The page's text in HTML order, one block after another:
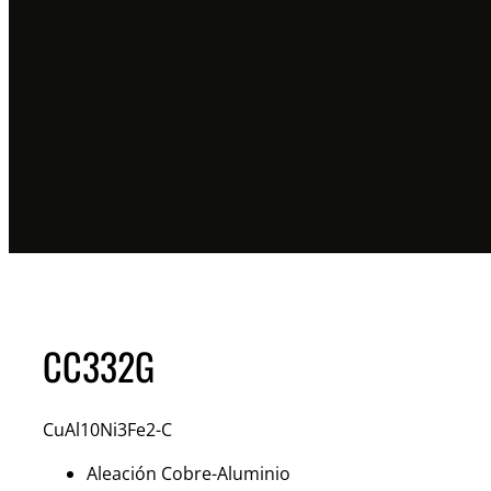
CC332G
CuAl10Ni3Fe2-C
Aleación Cobre-Aluminio